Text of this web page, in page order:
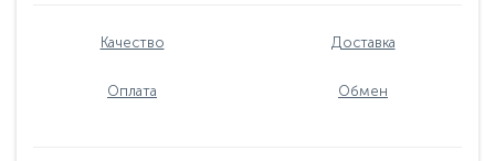
Качество Доставка
Оплата Обмен